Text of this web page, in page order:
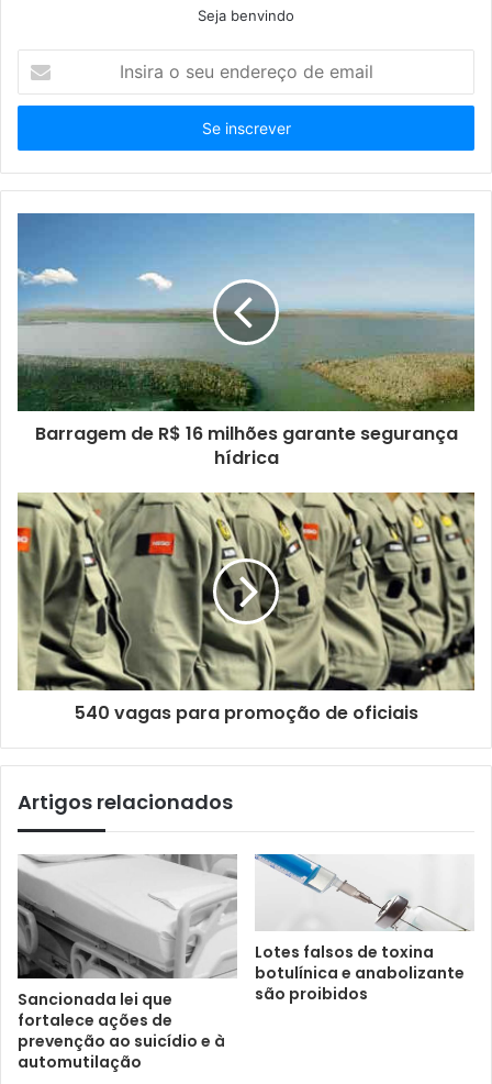
Seja benvindo
seu
de
email
Barragem de R$ 16 milhões garante segurança
hídrica
540 vagas para promoção de oficiais
Artigos relacionados
Sancionada lei que
fortalece ações de
prevenção ao suicídio e à
automutilação
Lotes falsos de toxina
botulínica e anabolizante
são proibidos